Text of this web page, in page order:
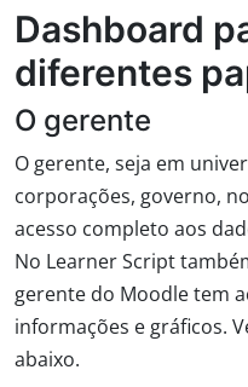
Dashboard
diferentes
O gerente
O gerente, seja em
corporações, governo,
acesso completo aos
No Learner Script
gerente do Moodle tem
informações e gráficos.
abaixo.